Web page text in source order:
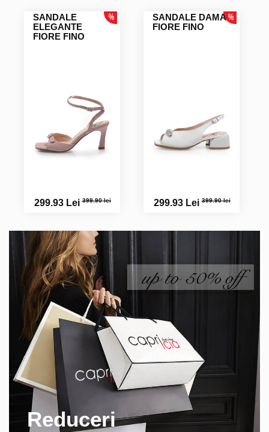
Florentina D.
Multumesc! Am fost foarte mulțumită!Revin curand
Angelica V.
Calitate deosebita.
Gabriela M.
Foarte frumoase exact ca în poză. Lucrate cu grijă. Sper să
fie și comode. Deocamdată nu le pot purta. Voi reveni
Rodica �.
Florentina S.
Maria C.
Ff comode!
SANDALE
ELEGANTE
FIORE FINO
299.93 Lei399.90 lei
SANDALE DAMA
FIORE FINO
299.93 Lei399.90 lei
Reduceri